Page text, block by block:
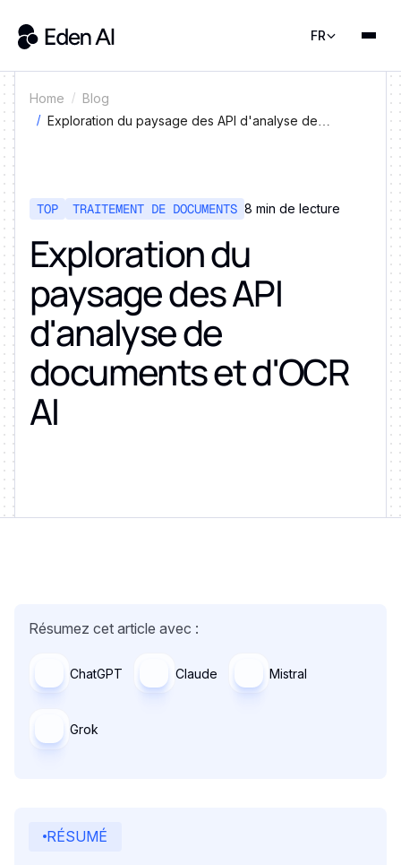
FR
Home
Blog
Exploration du paysage des API d'analyse de
TOP TRAITEMENT DE DOCUMENTS 8 min de lecture
Exploration du
paysage des API
d'analyse de
documents et d'OCR
AI
Résumez cet article avec :
ChatGPT Claude Mistral
Grok
RÉSUMÉ